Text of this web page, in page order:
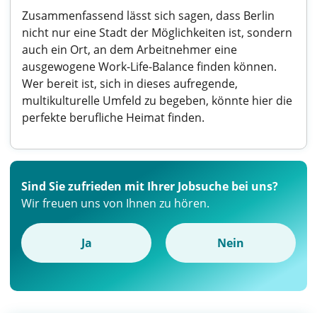
Zusammenfassend lässt sich sagen, dass Berlin
nicht nur eine Stadt der Möglichkeiten ist, sondern
auch ein Ort, an dem Arbeitnehmer eine
ausgewogene Work-Life-Balance finden können.
Wer bereit ist, sich in dieses aufregende,
multikulturelle Umfeld zu begeben, könnte hier die
perfekte berufliche Heimat finden.
Sind Sie zufrieden mit Ihrer Jobsuche bei uns?
Wir freuen uns von Ihnen zu hören.
Ja Nein